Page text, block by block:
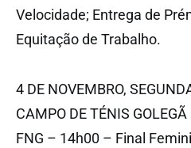
Velocidade; Entrega de
Equitação de Trabalho.
4 DE NOVEMBRO,
CAMPO DE TÉNIS
FNG – 14h00 – Final